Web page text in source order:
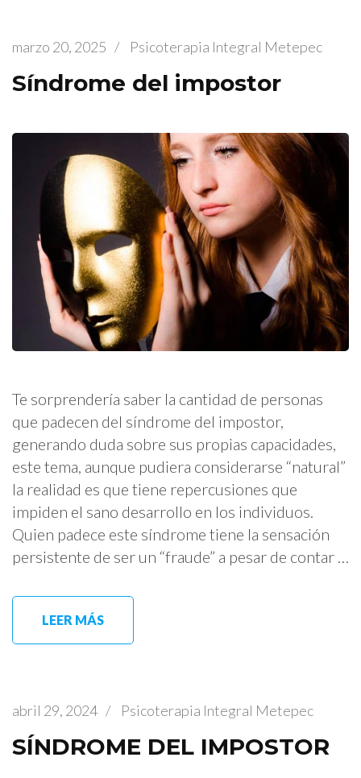
marzo 20, 2025 / Psicoterapia Integral Metepec
Síndrome del impostor
Te sorprendería saber la cantidad de personas
que padecen del síndrome del impostor,
generando duda sobre sus propias capacidades,
este tema, aunque pudiera considerarse “natural”
la realidad es que tiene repercusiones que
impiden el sano desarrollo en los individuos.
Quien padece este síndrome tiene la sensación
persistente de ser un “fraude” a pesar de contar …
LEER MÁS
abril 29, 2024 / Psicoterapia Integral Metepec
SÍNDROME DEL IMPOSTOR